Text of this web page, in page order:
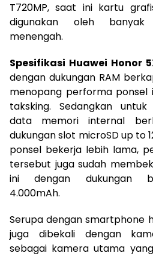
T720MP, saat ini kartu
digunakan oleh
menengah.
Spesifikasi Huawei Honor
dengan dukungan RAM
menopang performa ponsel
taksking. Sedangkan
data memori internal
dukungan slot microSD up to
ponsel bekerja lebih lama,
tersebut juga sudah
ini dengan dukungan
4.000mAh.
Serupa dengan smartphone
juga dibekali dengan
sebagai kamera utama